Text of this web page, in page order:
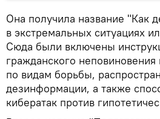
Она получила название "Как
в экстремальных ситуациях
Сюда были включены
гражданского неповиновения
по видам борьбы,
дезинформации, а также
кибератак против